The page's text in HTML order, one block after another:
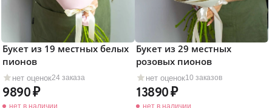
нет оценок24 заказа
Букет из 19 местных белых
пионов
9890
нет в наличии
нет оценок10 заказов
Букет из 29 местных
розовых пионов
13890
нет в наличии